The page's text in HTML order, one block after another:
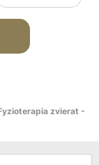
zvierat -